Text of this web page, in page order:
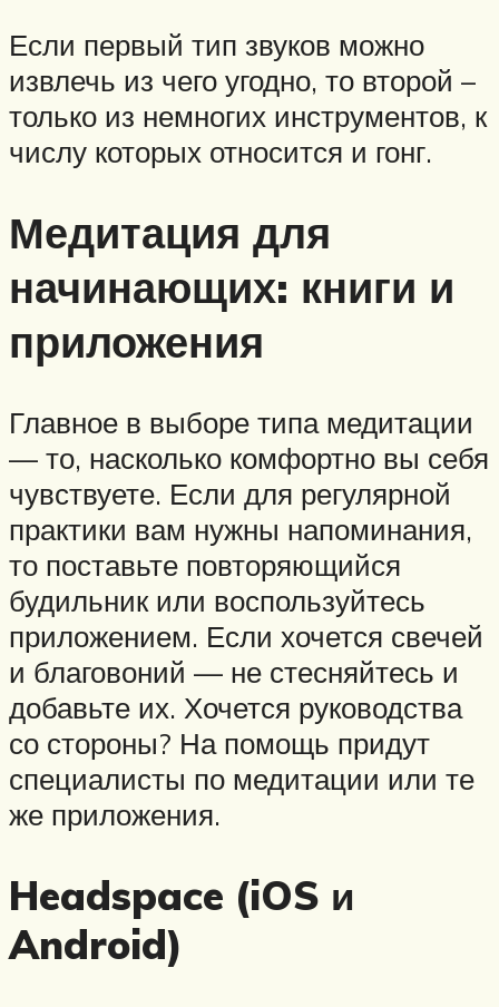
Если первый тип звуков можно
извлечь из чего угодно, то второй –
только из немногих инструментов, к
числу которых относится и гонг.
Медитация для
начинающих: книги и
приложения
Главное в выборе типа медитации
— то, насколько комфортно вы себя
чувствуете. Если для регулярной
практики вам нужны напоминания,
то поставьте повторяющийся
будильник или воспользуйтесь
приложением. Если хочется свечей
и благовоний — не стесняйтесь и
добавьте их. Хочется руководства
со стороны? На помощь придут
специалисты по медитации или те
же приложения.
Headspace (iOS и
Android)